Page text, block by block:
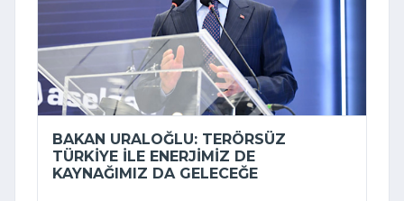
BAKAN URALOĞLU: TERÖRSÜZ
TÜRKIYE ILE ENERJIMIZ DE
KAYNAĞIMIZ DA GELECEĞE